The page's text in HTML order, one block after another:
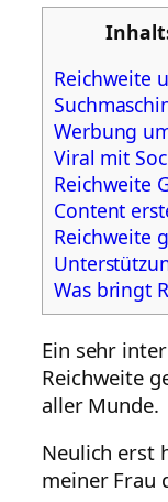
Reichweite
Werbung
Viral mit
Reichweite
Content
Reichweite
Was bringt
Ein sehr
Reichweite
aller Munde.
Neulich erst
meiner Frau